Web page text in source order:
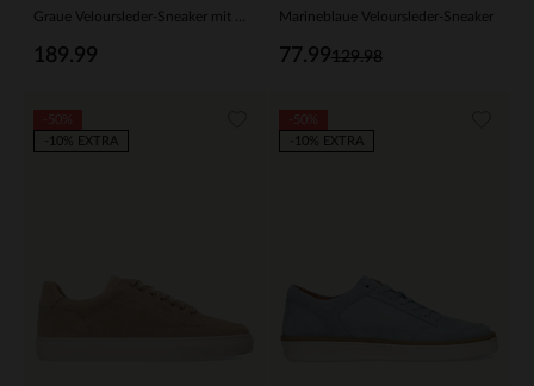
189.99
Marineblaue Veloursleder-Sneaker
129.98
77.99
-10% EXTRA
-10% EXTRA